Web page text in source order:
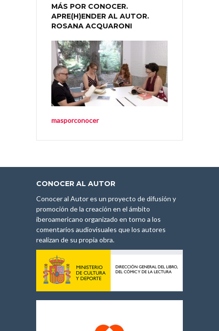
MÁS POR CONOCER.
APRE(H)ENDER AL AUTOR.
ROSANA ACQUARONI
masporconocer
CONOCER AL AUTOR
Conocer al Autor es un proyecto de difusión y
promoción de la creación en el ámbito
iberoamericano organizado en torno a los
comentarios audiovisuales que los autores
realizan de su propia obra.